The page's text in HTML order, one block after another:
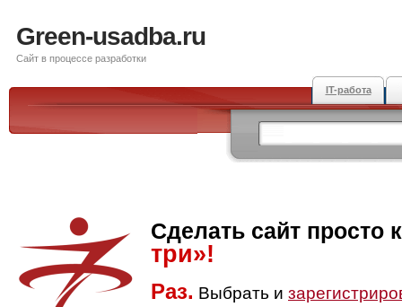
Green-usadba.ru
Сайт в процессе разработки
IT-работа
Сделать сайт просто
три»!
Раз. Выбрать и